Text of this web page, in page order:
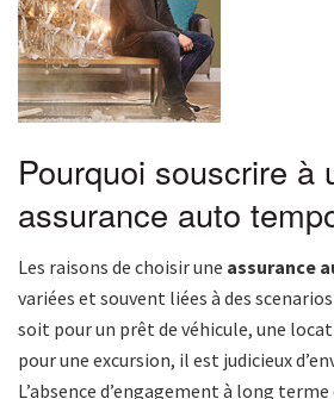
Pourquoi souscrire à
assurance auto
Les raisons de choisir une assurance
variées et souvent liées à des
soit pour un prêt de véhicule, une
pour une excursion, il est judicieux
L’absence d’engagement à long